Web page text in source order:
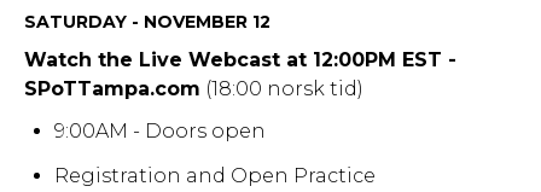
SATURDAY - NOVEMBER 12
Watch the Live Webcast at 12:00PM EST -
SPoTTampa.com (18:00 norsk tid)
9:00AM - Doors open
Registration and Open Practice